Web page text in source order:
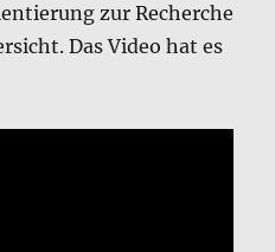
zur Recherche
Das Video hat es